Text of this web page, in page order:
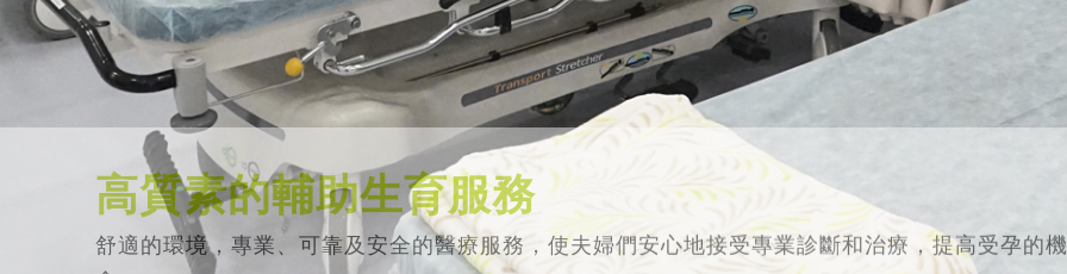
高質素的輔助生育服務
舒適的環境，專業、可靠及安全的醫療服務，使夫婦們安心地接受專業診斷和治療，提高受孕的機
會。